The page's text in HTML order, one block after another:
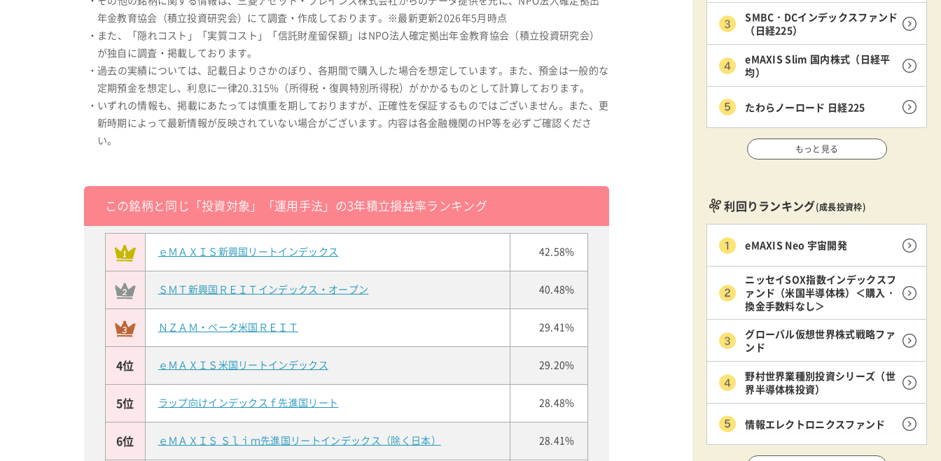
年金教育協会（積立投資研究会）にて調査・作成しております。※最新更新2026年5月時点
・また、「隠れコスト」「実質コスト」「信託財産留保額」はNPO法人確定拠出年金教育協会（積立投資研究会）
が独自に調査・掲載しております。
・過去の実績については、記載日よりさかのぼり、各期間で購入した場合を想定しています。また、預金は一般的な
定期預金を想定し、利息に一律20.315%（所得税・復興特別所得税）がかかるものとして計算しております。
・いずれの情報も、掲載にあたっては慎重を期しておりますが、正確性を保証するものではございません。また、更
新時期によって最新情報が反映されていない場合がございます。内容は各金融機関のHP等を必ずご確認くださ
い。
この銘柄と同じ「投資対象」「運用手法」の3年積立損益率ランキング
ｅＭＡＸＩＳ新興国リートインデックス 42.58%
ＳＭＴ新興国ＲＥＩＴインデックス・オープン 40.48%
ＮＺＡＭ・ベータ米国ＲＥＩＴ 29.41%
4位 ｅＭＡＸＩＳ米国リートインデックス 29.20%
5位 ラップ向けインデックスｆ先進国リート 28.48%
6位 ｅＭＡＸＩＳ Ｓｌｉｍ先進国リートインデックス（除く日本） 28.41%
SMBC・DCインデックスファンド
（日経225）
eMAXIS Slim 国内株式（日経平
均）
たわらノーロード 日経225
もっと見る
利回りランキング(成長投資枠)
eMAXIS Neo 宇宙開発
ニッセイSOX指数インデックスフ
ァンド（米国半導体株）＜購入・
換金手数料なし＞
グローバル仮想世界株式戦略ファ
ンド
野村世界業種別投資シリーズ（世
界半導体株投資）
情報エレクトロニクスファンド